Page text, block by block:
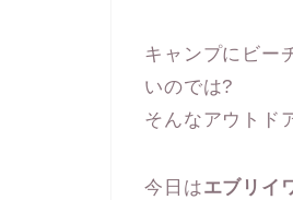
キャンプにビー
いのでは?
そんなアウトド
今日はエブリイ